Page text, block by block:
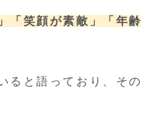
「笑顔が素敵」
「年齢
ると語っており、その